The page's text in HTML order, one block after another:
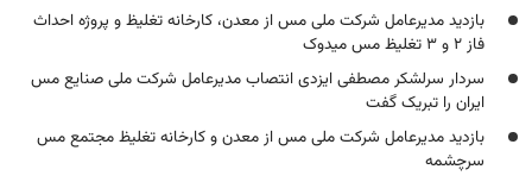
بازدید مدیرعامل شرکت ملی مس از معدن، کارخانه تغلیظ و پروژه احداث
فاز ۲ و ۳ تغلیظ مس میدوک
سردار سرلشکر مصطفی ایزدی انتصاب مدیرعامل شرکت ملی صنایع مس
ایران را تبریک گفت
بازدید مدیرعامل شرکت ملی مس از معدن و کارخانه تغلیظ مجتمع مس
سرچشمه